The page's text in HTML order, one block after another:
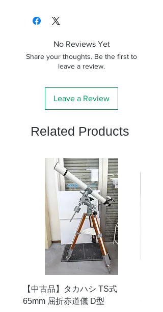
No Reviews Yet
Share your thoughts. Be the first to
leave a review.
Leave a Review
Related Products
【中古品】タカハシ TS式
65mm 屈折赤道儀 D型